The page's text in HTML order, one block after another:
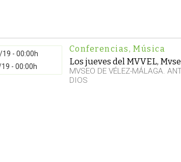
- 00:00h
- 00:00h
Conferencias, Música
Los jueves del MVVEL,
MVSEO DE VÉLEZ-MÁLAGA.
DIOS